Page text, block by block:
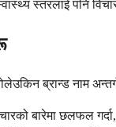
स्तरलाई पनि
ब्रान्ड नाम
बारेमा छलफल